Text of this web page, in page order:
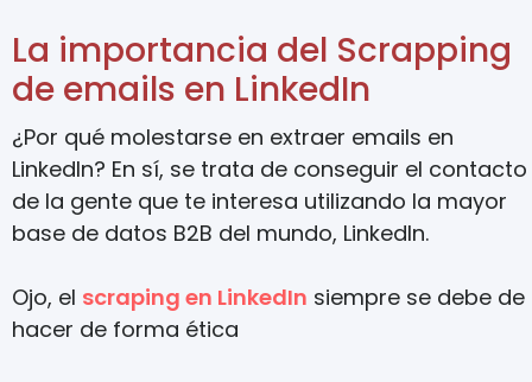
La importancia del Scrapping
de emails en LinkedIn
¿Por qué molestarse en extraer emails en
LinkedIn? En sí, se trata de conseguir el contacto
de la gente que te interesa utilizando la mayor
base de datos B2B del mundo, LinkedIn.
Ojo, el scraping en LinkedIn siempre se debe de
hacer de forma ética